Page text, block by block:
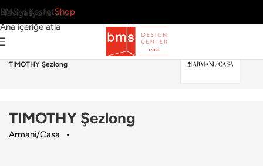
Navigasyona atla
Ana içeriğe atla
BMS’yi KeşfetShop
Şezlong›Armani/Casa›
TIMOTHY Şezlong
TIMOTHY Şezlong
Armani/Casa